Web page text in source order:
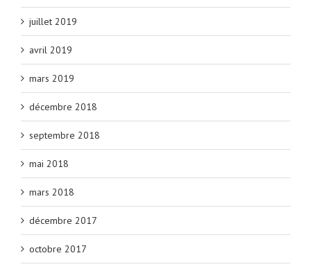
juillet 2019
avril 2019
mars 2019
décembre 2018
septembre 2018
mai 2018
mars 2018
décembre 2017
octobre 2017